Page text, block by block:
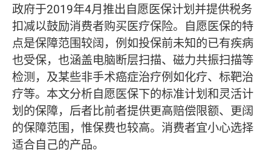
政府于2019年4月推出自愿医保计划并提供税务
扣减以鼓励消费者购买医疗保险。自愿医保的特
点是保障范围较阔，例如投保前未知的已有疾病
也受保，也涵盖电脑断层扫描、磁力共振扫描等
检测，及某些非手术癌症治疗例如化疗、标靶治
疗等。本文分析自愿医保下的标准计划和灵活计
划的保障，后者比前者提供更高赔偿限额、更阔
的保障范围，惟保费也较高。消费者宜小心选择
适合自己的产品。